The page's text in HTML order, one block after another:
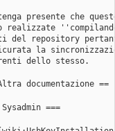
presente che
realizzate
del repository
la
dello stesso.
documentazione ==
===